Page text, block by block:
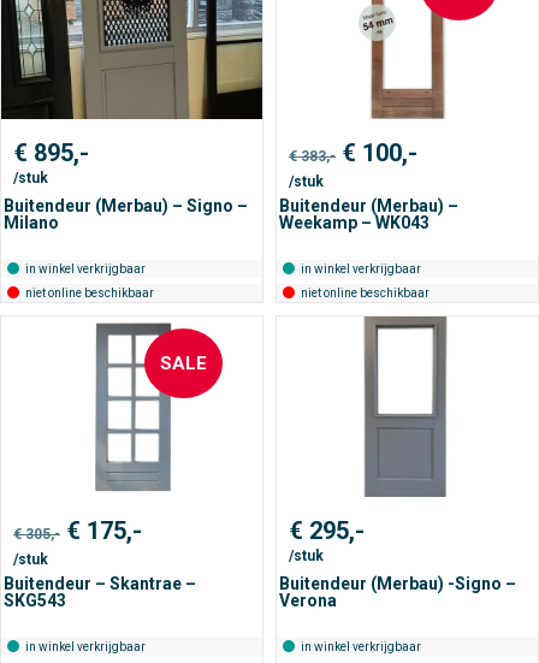
€ 895,-
/stuk
Buitendeur (Merbau) – Signo –
Milano
in winkel verkrijgbaar
niet online beschikbaar
€383,- Oorspronkelijke
prijs
was:
€ 383,-.
€ 100,-
is:
€ 100,-.
/stuk
Buitendeur (Merbau) –
Weekamp – WK043
in winkel verkrijgbaar
niet online beschikbaar
SALE
€305,- Oorspronkelijke
prijs
€ 305,-.
€ 175,-
€ 175,-.
/stuk
Buitendeur – Skantrae –
SKG543
in winkel verkrijgbaar
€ 295,-
/stuk
Buitendeur (Merbau) -Signo –
Verona
in winkel verkrijgbaar